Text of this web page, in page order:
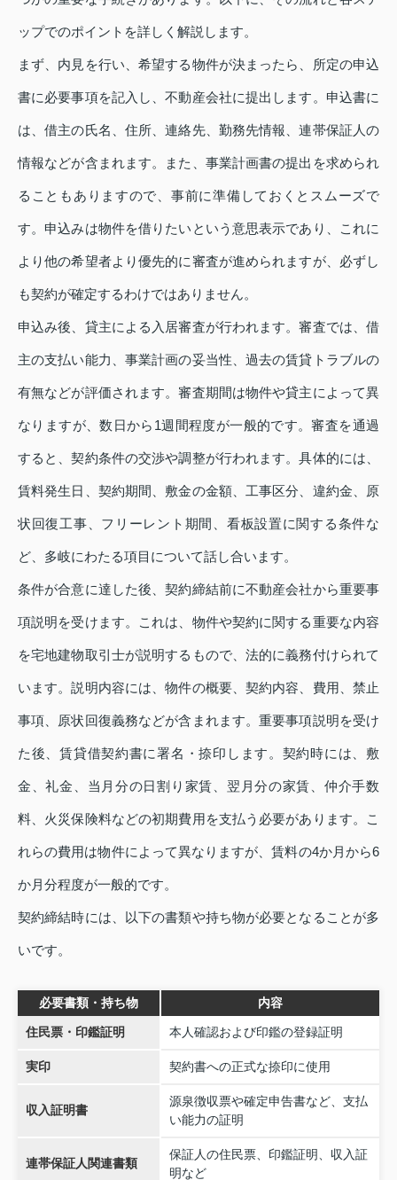
ップでのポイントを詳しく解説します。
まず、内見を行い、希望する物件が決まったら、所定の申込
書に必要事項を記入し、不動産会社に提出します。申込書に
は、借主の氏名、住所、連絡先、勤務先情報、連帯保証人の
情報などが含まれます。また、事業計画書の提出を求められ
ることもありますので、事前に準備しておくとスムーズで
す。申込みは物件を借りたいという意思表示であり、これに
より他の希望者より優先的に審査が進められますが、必ずし
も契約が確定するわけではありません。
申込み後、貸主による入居審査が行われます。審査では、借
主の支払い能力、事業計画の妥当性、過去の賃貸トラブルの
有無などが評価されます。審査期間は物件や貸主によって異
なりますが、数日から1週間程度が一般的です。審査を通過
すると、契約条件の交渉や調整が行われます。具体的には、
賃料発生日、契約期間、敷金の金額、工事区分、違約金、原
状回復工事、フリーレント期間、看板設置に関する条件な
ど、多岐にわたる項目について話し合います。
条件が合意に達した後、契約締結前に不動産会社から重要事
項説明を受けます。これは、物件や契約に関する重要な内容
を宅地建物取引士が説明するもので、法的に義務付けられて
います。説明内容には、物件の概要、契約内容、費用、禁止
事項、原状回復義務などが含まれます。重要事項説明を受け
た後、賃貸借契約書に署名・捺印します。契約時には、敷
金、礼金、当月分の日割り家賃、翌月分の家賃、仲介手数
料、火災保険料などの初期費用を支払う必要があります。こ
れらの費用は物件によって異なりますが、賃料の4か月から6
か月分程度が一般的です。
契約締結時には、以下の書類や持ち物が必要となることが多
いです。
必要書類・持ち物 内容
住民票・印鑑証明 本人確認および印鑑の登録証明
実印 契約書への正式な捺印に使用
収入証明書
源泉徴収票や確定申告書など、支払
い能力の証明
連帯保証人関連書類
保証人の住民票、印鑑証明、収入証
明など